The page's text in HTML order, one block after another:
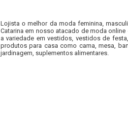
Lojista o melhor da moda feminina,
Catarina em nosso atacado de moda
a variedade em vestidos, vestidos de
produtos para casa como cama, mesa,
jardinagem, suplementos alimentares.